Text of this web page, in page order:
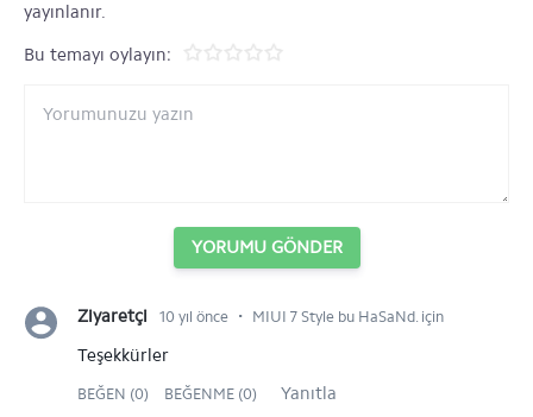
yayınlanır.
Bu temayı oylayın:
YORUMU GÖNDER
Ziyaretçi 10 yıl önce ⋅ MIUI 7 Style bu HaSaNd. için
Teşekkürler
BEĞEN (0) BEĞENME (0) Yanıtla